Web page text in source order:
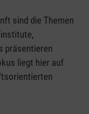
sind die Themen
präsentieren
liegt hier auf